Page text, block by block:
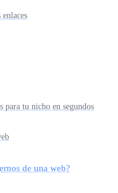
para tu nicho en segundos
de una web?